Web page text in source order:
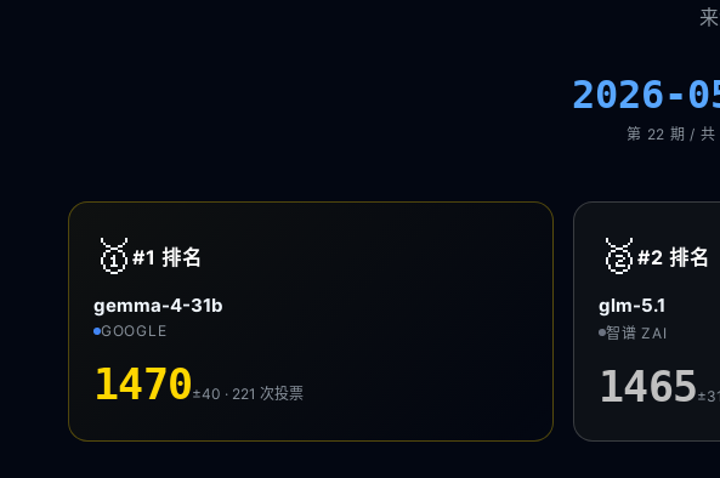
2026-
第 22 期 / 共
🥇 #1排名
gemma-4-31b
GOOGLE
1470±40 · 221次投票
🥈 #2排名
glm-5.1
智谱 ZAI
1465